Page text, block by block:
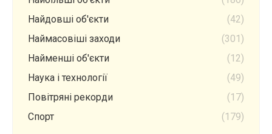
Найдовші об'єкти
(42)
Наймасовіші заходи
(301)
Найменші об'єкти
(12)
Наука і технології
(49)
Повітряні рекорди
(17)
Спорт
(179)